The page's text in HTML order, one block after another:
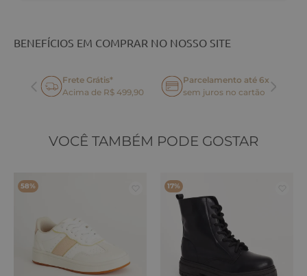
BENEFÍCIOS EM COMPRAR NO NOSSO SITE
Frete Grátis*
Acima de R$ 499,90
Parcelamento até 6x
sem juros no cartão
VOCÊ TAMBÉM PODE GOSTAR
58% 17%